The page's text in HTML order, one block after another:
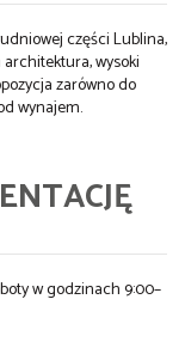
części Lublina,
wysoki
zarówno do
wynajem.
w godzinach 9:00–